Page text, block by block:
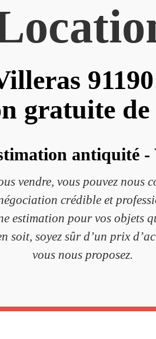
gratuite
antiquité -
vendre, vous pouvez nous
crédible et
estimation pour vos objets
soit, soyez sûr d’un prix
vous nous proposez.